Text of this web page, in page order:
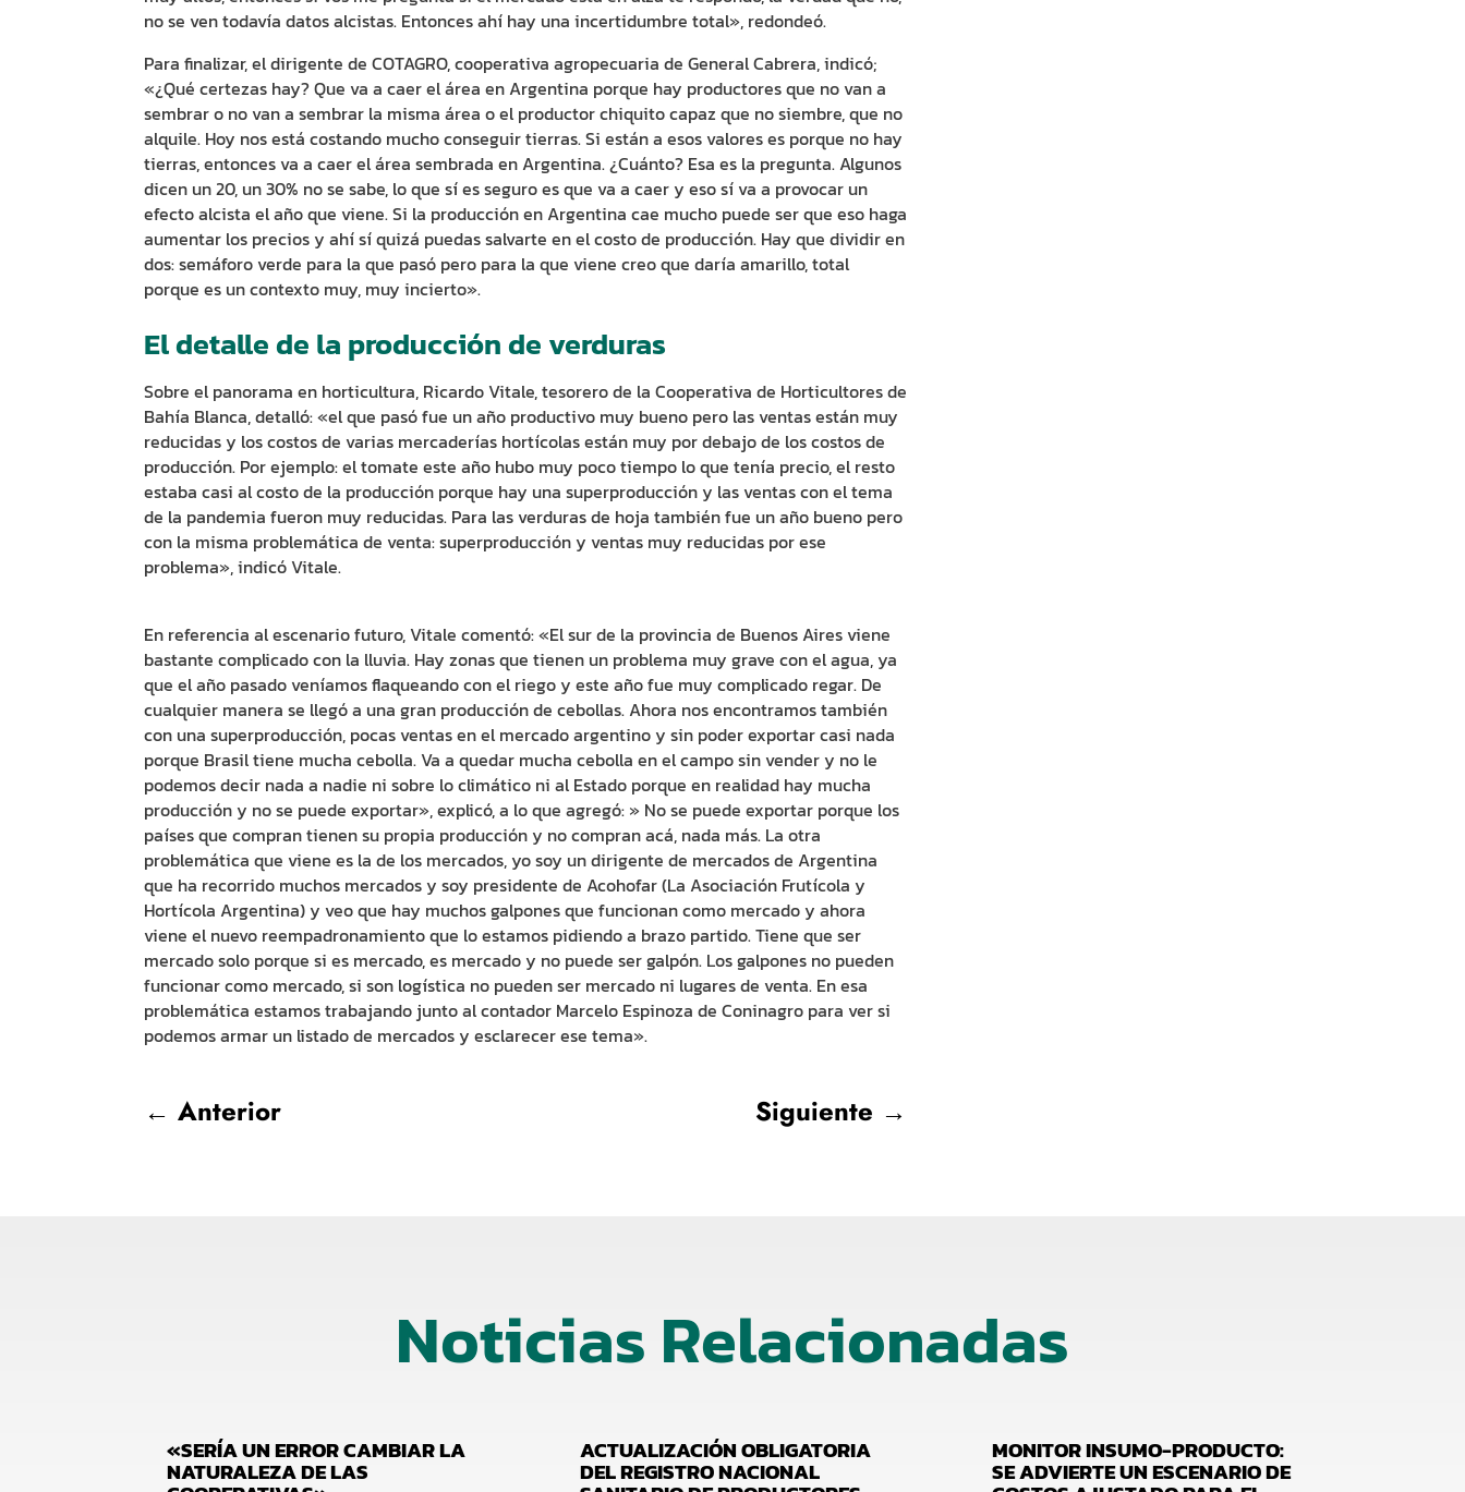
no se ven todavía datos alcistas. Entonces ahí hay una incertidumbre total», redondeó.
Para finalizar, el dirigente de COTAGRO, cooperativa agropecuaria de General Cabrera, indicó;
«¿Qué certezas hay? Que va a caer el área en Argentina porque hay productores que no van a
sembrar o no van a sembrar la misma área o el productor chiquito capaz que no siembre, que no
alquile. Hoy nos está costando mucho conseguir tierras. Si están a esos valores es porque no hay
tierras, entonces va a caer el área sembrada en Argentina. ¿Cuánto? Esa es la pregunta. Algunos
dicen un 20, un 30% no se sabe, lo que sí es seguro es que va a caer y eso sí va a provocar un
efecto alcista el año que viene. Si la producción en Argentina cae mucho puede ser que eso haga
aumentar los precios y ahí sí quizá puedas salvarte en el costo de producción. Hay que dividir en
dos: semáforo verde para la que pasó pero para la que viene creo que daría amarillo, total
porque es un contexto muy, muy incierto».
El detalle de la producción de verduras
Sobre el panorama en horticultura, Ricardo Vitale, tesorero de la Cooperativa de Horticultores de
Bahía Blanca, detalló: «el que pasó fue un año productivo muy bueno pero las ventas están muy
reducidas y los costos de varias mercaderías hortícolas están muy por debajo de los costos de
producción. Por ejemplo: el tomate este año hubo muy poco tiempo lo que tenía precio, el resto
estaba casi al costo de la producción porque hay una superproducción y las ventas con el tema
de la pandemia fueron muy reducidas. Para las verduras de hoja también fue un año bueno pero
con la misma problemática de venta: superproducción y ventas muy reducidas por ese
problema», indicó Vitale.
En referencia al escenario futuro, Vitale comentó: «El sur de la provincia de Buenos Aires viene
bastante complicado con la lluvia. Hay zonas que tienen un problema muy grave con el agua, ya
que el año pasado veníamos flaqueando con el riego y este año fue muy complicado regar. De
cualquier manera se llegó a una gran producción de cebollas. Ahora nos encontramos también
con una superproducción, pocas ventas en el mercado argentino y sin poder exportar casi nada
porque Brasil tiene mucha cebolla. Va a quedar mucha cebolla en el campo sin vender y no le
podemos decir nada a nadie ni sobre lo climático ni al Estado porque en realidad hay mucha
producción y no se puede exportar», explicó, a lo que agregó: » No se puede exportar porque los
países que compran tienen su propia producción y no compran acá, nada más. La otra
problemática que viene es la de los mercados, yo soy un dirigente de mercados de Argentina
que ha recorrido muchos mercados y soy presidente de Acohofar (La Asociación Frutícola y
Hortícola Argentina) y veo que hay muchos galpones que funcionan como mercado y ahora
viene el nuevo reempadronamiento que lo estamos pidiendo a brazo partido. Tiene que ser
mercado solo porque si es mercado, es mercado y no puede ser galpón. Los galpones no pueden
funcionar como mercado, si son logística no pueden ser mercado ni lugares de venta. En esa
problemática estamos trabajando junto al contador Marcelo Espinoza de Coninagro para ver si
podemos armar un listado de mercados y esclarecer ese tema».
← Anterior Siguiente →
Noticias Relacionadas
«SERÍA UN ERROR CAMBIAR LA
NATURALEZA DE LAS
ACTUALIZACIÓN OBLIGATORIA
DEL REGISTRO NACIONAL
MONITOR INSUMO-PRODUCTO:
SE ADVIERTE UN ESCENARIO DE